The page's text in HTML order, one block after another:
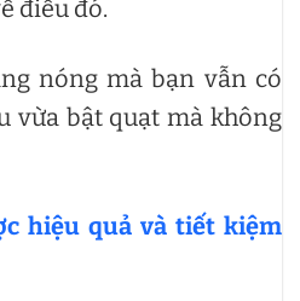
điều đó.
nóng mà bạn vẫn có
vừa bật quạt mà không
hiệu quả và tiết kiệm